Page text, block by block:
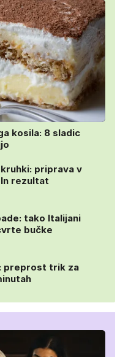
kosila: 8 sladic
priprava v
rezultat
tako Italijani
bučke
preprost trik za